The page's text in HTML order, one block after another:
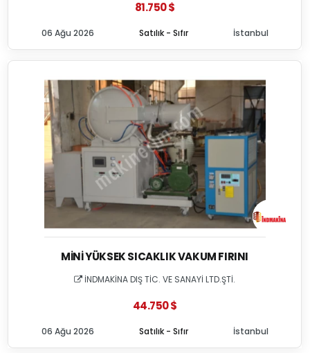
81.750 $
Satılık - Sıfır
06 Ağu 2026 İstanbul
MINI YÜKSEK SICAKLIK VAKUM FIRINI
İNDMAKİNA DIŞ TİC. VE SANAYİ LTD.ŞTİ.
44.750 $
Satılık - Sıfır
06 Ağu 2026 İstanbul